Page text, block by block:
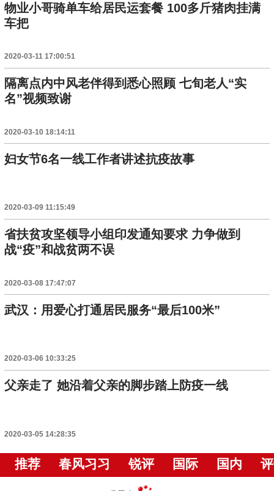
物业小哥骑单车给居民运套餐 100多斤猪肉挂满
车把
2020-03-11 17:00:51
隔离点内中风老伴得到悉心照顾 七旬老人“实
名”视频致谢
2020-03-10 18:14:11
妇女节6名一线工作者讲述抗疫故事
2020-03-09 11:15:49
省扶贫攻坚领导小组印发通知要求 力争做到
战“疫”和战贫两不误
2020-03-08 17:47:07
武汉：用爱心打通居民服务“最后100米”
2020-03-06 10:33:25
父亲走了 她沿着父亲的脚步踏上防疫一线
2020-03-05 14:28:35
推荐 春风习习 锐评 国际 国内